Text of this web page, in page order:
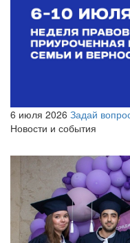
6 июля 2026 Задай
Новости и события